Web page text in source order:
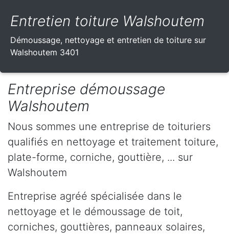
Entretien toiture Walshoutem
Démoussage, nettoyage et entretien de toiture sur
Walshoutem 3401
Entreprise démoussage
Walshoutem
Nous sommes une entreprise de toituriers
qualifiés en nettoyage et traitement toiture,
plate-forme, corniche, gouttière, ... sur
Walshoutem
Entreprise agréé spécialisée dans le
nettoyage et le démoussage de toit,
corniches, gouttières, panneaux solaires,